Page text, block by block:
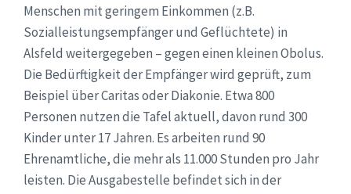
Menschen mit geringem Einkommen (z.B.
Sozialleistungsempfänger und Geflüchtete) in
Alsfeld weitergegeben – gegen einen kleinen Obolus.
Die Bedürftigkeit der Empfänger wird geprüft, zum
Beispiel über Caritas oder Diakonie. Etwa 800
Personen nutzen die Tafel aktuell, davon rund 300
Kinder unter 17 Jahren. Es arbeiten rund 90
Ehrenamtliche, die mehr als 11.000 Stunden pro Jahr
leisten. Die Ausgabestelle befindet sich in der